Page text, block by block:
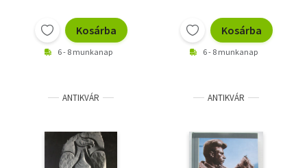
Kosárba
6 - 8 munkanap
Kosárba
6 - 8 munkanap
ANTIKVÁR ANTIKVÁR